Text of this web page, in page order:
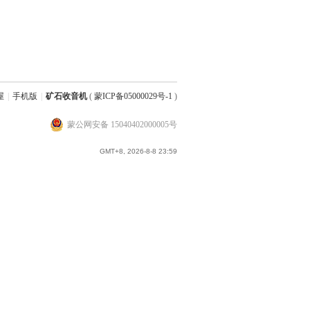
手机版 矿石收音机( 蒙ICP备05000029号-1 )
蒙公网安备 15040402000005号
GMT+8, 2026-8-8 23:59